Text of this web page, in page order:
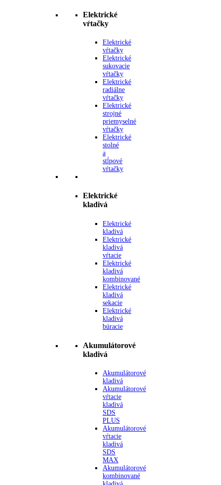
Elektrické
vŕtačky
Elektrické
vŕtačky
Elektrické
sukovacie
vŕtačky
Elektrické
radiálne
vŕtačky
Elektrické
strojné
priemyselné
vŕtačky
Elektrické
stolné
a
stĺpové
vŕtačky
Elektrické
kladivá
Elektrické
kladivá
Elektrické
kladivá
vŕtacie
Elektrické
kladivá
kombinované
Elektrické
kladivá
sekacie
Elektrické
kladivá
búracie
Akumulátorové
kladivá
Akumulátorové
kladivá
Akumulátorové
vŕtacie
kladivá
SDS
PLUS
Akumulátorové
vŕtacie
kladivá
SDS
MAX
Akumulátorové
kombinované